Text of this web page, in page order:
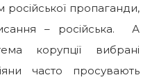
пропаганди,
– російська. А
корупції вибрані
часто просувають